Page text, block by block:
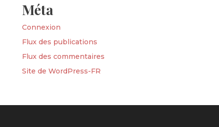
Méta
Connexion
Flux des publications
Flux des commentaires
Site de WordPress-FR